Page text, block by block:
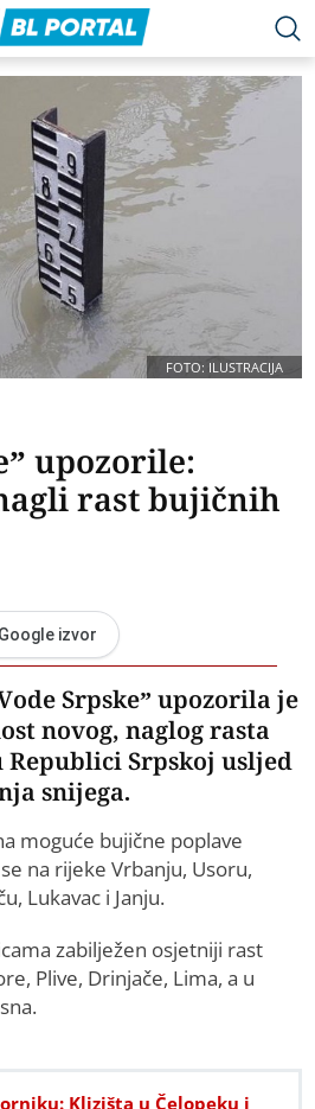
FOTO: ILUSTRACIJA
upozorile:
rast bujičnih
izvor
Srpske” upozorila je
novog, naglog rasta
Srpskoj usljed
snijega.
moguće bujične poplave
na rijeke Vrbanju, Usoru,
Lukavac i Јanju.
zabilježen osjetniji rast
Plive, Drinjače, Lima, a u
Klizišta u Čelopeku i